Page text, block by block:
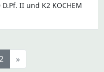
II und K2 KOCHEM
»